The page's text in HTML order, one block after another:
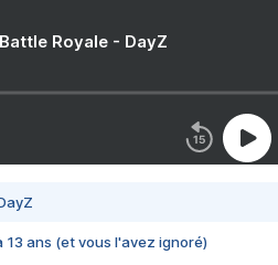
Royale - DayZ
13 ans (et vous l'avez ignoré)